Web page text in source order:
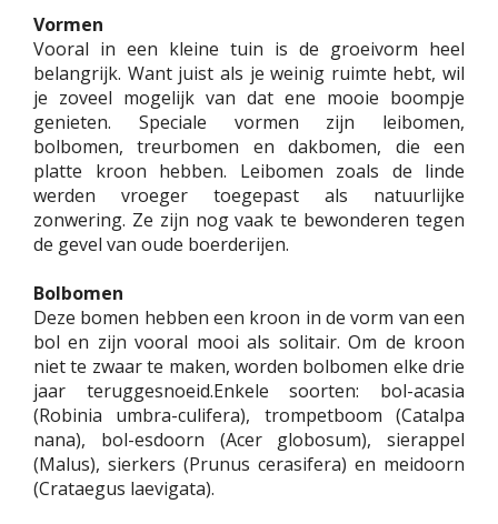
Vormen
Vooral in een kleine tuin is de groeivorm heel
belangrijk. Want juist als je weinig ruimte hebt, wil
je zoveel mogelijk van dat ene mooie boompje
genieten. Speciale vormen zijn leibomen,
bolbomen, treurbomen en dakbomen, die een
platte kroon hebben. Leibomen zoals de linde
werden vroeger toegepast als natuurlijke
zonwering. Ze zijn nog vaak te bewonderen tegen
de gevel van oude boerderijen.
Bolbomen
Deze bomen hebben een kroon in de vorm van een
bol en zijn vooral mooi als solitair. Om de kroon
niet te zwaar te maken, worden bolbomen elke drie
jaar teruggesnoeid.Enkele soorten: bol-acasia
(Robinia umbra-culifera), trompetboom (Catalpa
nana), bol-esdoorn (Acer globosum), sierappel
(Malus), sierkers (Prunus cerasifera) en meidoorn
(Crataegus laevigata).